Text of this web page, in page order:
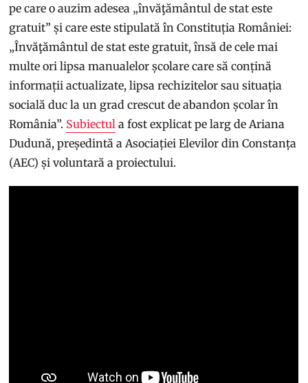
pe care o auzim adesea „învăţământul de stat este
gratuit” și care este stipulată în Constituția României:
„Învăţământul de stat este gratuit, însă de cele mai
multe ori lipsa manualelor școlare care să conțină
informații actualizate, lipsa rechizitelor sau situația
socială duc la un grad crescut de abandon școlar în
România”. Subiectul a fost explicat pe larg de Ariana
Dudună, președintă a Asociației Elevilor din Constanța
(AEC) și voluntară a proiectului.